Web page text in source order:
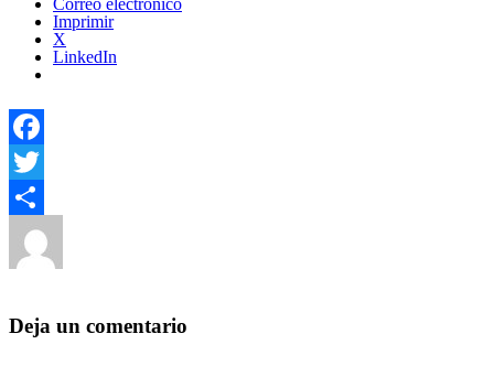
Imprimir
X
LinkedIn
Facebook
Twitter
Compartir
Deja un comentario